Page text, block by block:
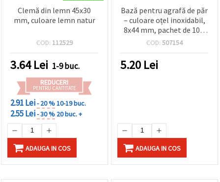
Clemă din lemn 45x30
mm, culoare lemn natur
COD: 112529
3.64Lei 1-9 buc.
REDUCERI
PENTRU CANTITATE
2.91 Lei- 20 %10-19 buc.
2.55 Lei- 30 % 20 buc. +
ADAUGA IN COS
Bază pentru agrafă de păr
– culoare oțel inoxidabil,
8x44 mm, pachet de 10 –
Coafură & Accesorii
COD: 507154
5.20 Lei
ADAUGA IN COS